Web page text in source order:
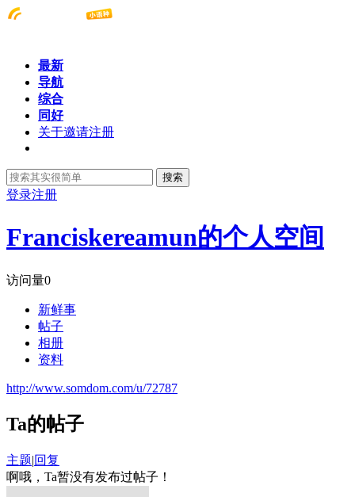
最新
导航
综合
同好
关于邀请注册
搜索
登录注册
Franciskereamun的个人空间
访问量0
新鲜事
帖子
相册
资料
http://www.somdom.com/u/72787
Ta的帖子
主题|回复
啊哦，Ta暂没有发布过帖子！